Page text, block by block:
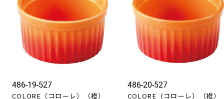
486-19-527
COLORE（コローレ）（橙）
486-20-527
COLORE（コローレ）（橙）